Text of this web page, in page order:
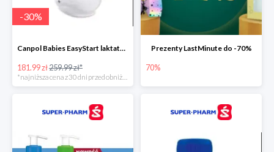
-30%
Canpol Babies EasyStart laktator elektryczny
181.99 zł259.99 zł*
*najniższa cena z 30 dni przed obniżką
Prezenty LastMinute do -70%
70%